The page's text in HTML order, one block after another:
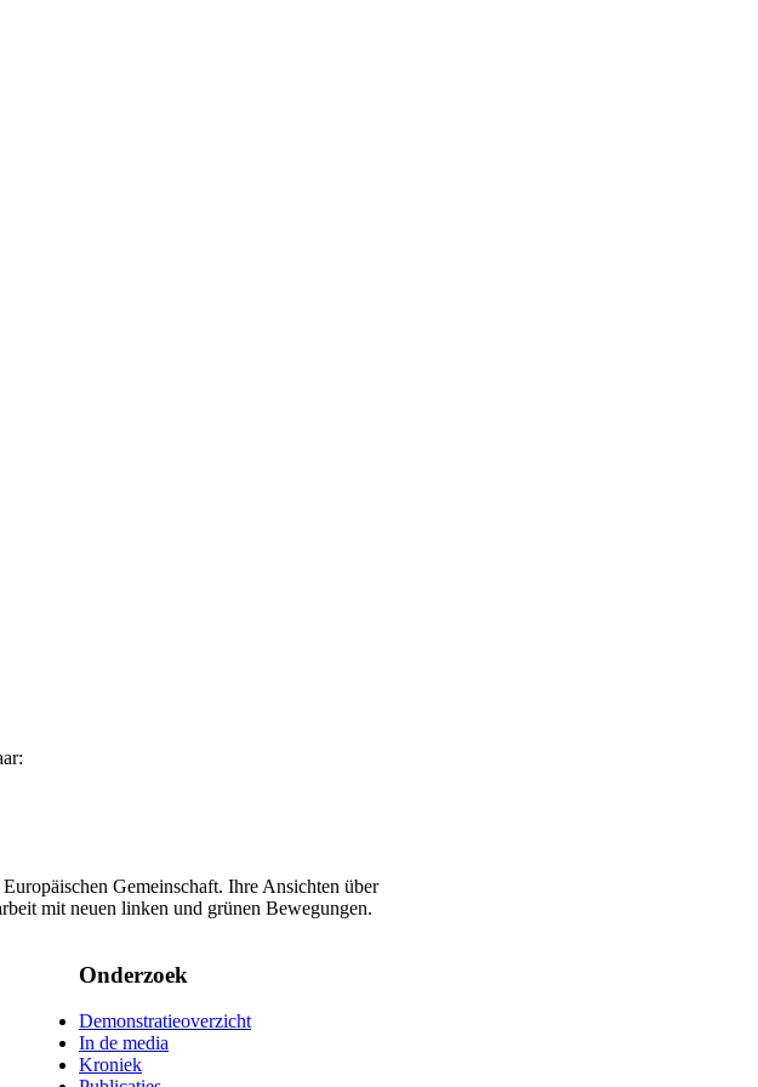
Gemeinschaft. Ihre Ansichten über
mit neuen linken und grünen Bewegungen.
Onderzoek
Demonstratieoverzicht
In de media
Kroniek